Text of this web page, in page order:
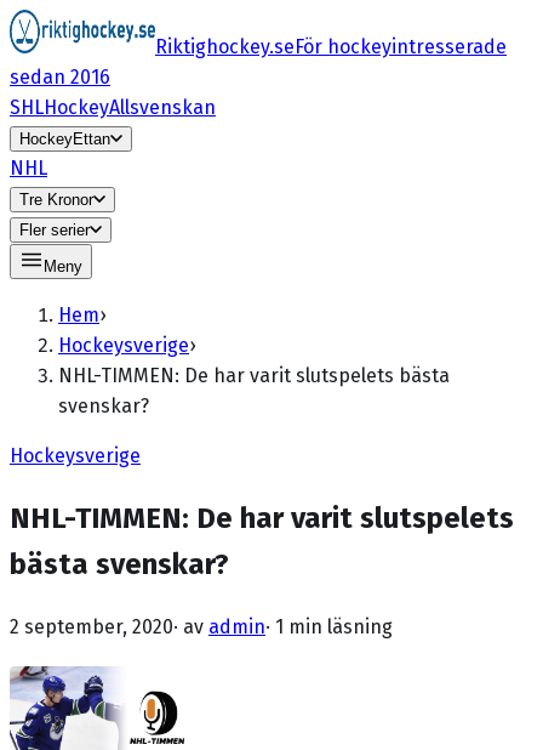
Riktighockey.seFör hockeyintresserade
sedan 2016
SHLHockeyAllsvenskan
HockeyEttan
NHL
Tre Kronor
Fler serier
Meny
Hem›
Hockeysverige›
NHL-TIMMEN: De har varit slutspelets bästa
svenskar?
Hockeysverige
NHL-TIMMEN: De har varit slutspelets
bästa svenskar?
2 september, 2020· av admin· 1 min läsning